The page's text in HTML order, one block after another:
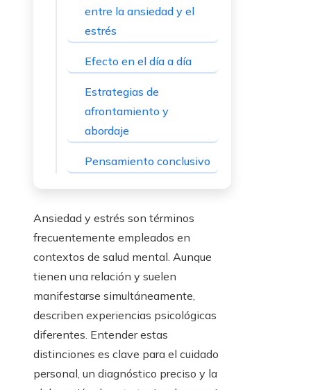
entre la ansiedad y el
estrés
Efecto en el día a día
Estrategias de
afrontamiento y
abordaje
Pensamiento conclusivo
Ansiedad y estrés son términos
frecuentemente empleados en
contextos de salud mental. Aunque
tienen una relación y suelen
manifestarse simultáneamente,
describen experiencias psicológicas
diferentes. Entender estas
distinciones es clave para el cuidado
personal, un diagnóstico preciso y la